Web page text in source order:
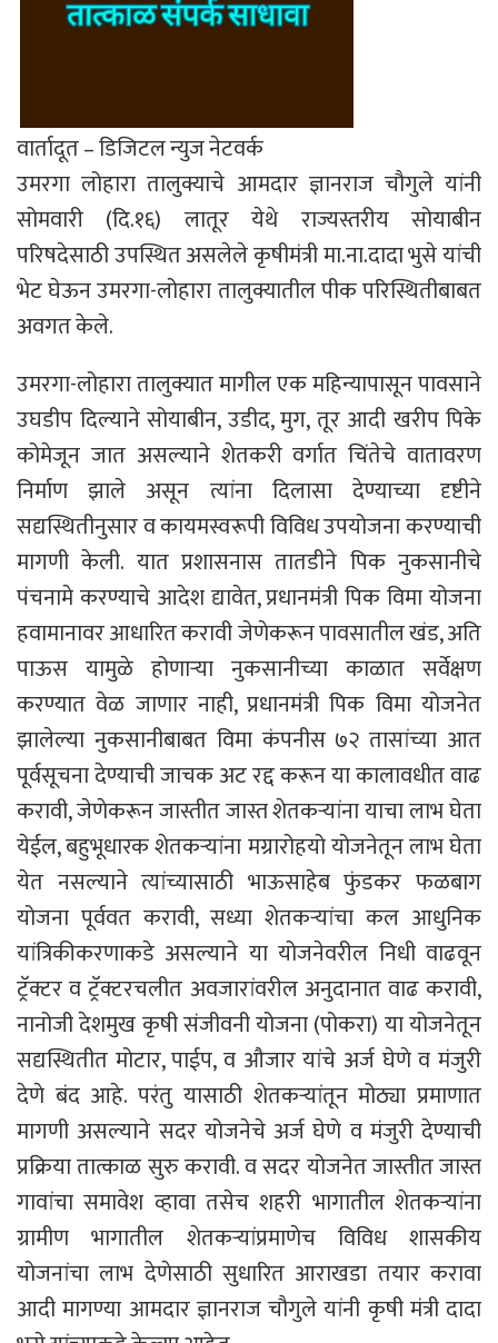
वार्तादूत – डिजिटल न्युज नेटवर्क
उमरगा लोहारा तालुक्याचे आमदार ज्ञानराज चौगुले यांनी
सोमवारी (दि.१६) लातूर येथे राज्यस्तरीय सोयाबीन
परिषदेसाठी उपस्थित असलेले कृषीमंत्री मा.ना.दादा भुसे यांची
भेट घेऊन उमरगा-लोहारा तालुक्यातील पीक परिस्थितीबाबत
अवगत केले.
उमरगा-लोहारा तालुक्यात मागील एक महिन्यापासून पावसाने
उघडीप दिल्याने सोयाबीन, उडीद, मुग, तूर आदी खरीप पिके
कोमेजून जात असल्याने शेतकरी वर्गात चिंतेचे वातावरण
निर्माण झाले असून त्यांना दिलासा देण्याच्या दृष्टीने
सद्यस्थितीनुसार व कायमस्वरूपी विविध उपयोजना करण्याची
मागणी केली. यात प्रशासनास तातडीने पिक नुकसानीचे
पंचनामे करण्याचे आदेश द्यावेत, प्रधानमंत्री पिक विमा योजना
हवामानावर आधारित करावी जेणेकरून पावसातील खंड, अति
पाऊस यामुळे होणाऱ्या नुकसानीच्या काळात सर्वेक्षण
करण्यात वेळ जाणार नाही, प्रधानमंत्री पिक विमा योजनेत
झालेल्या नुकसानीबाबत विमा कंपनीस ७२ तासांच्या आत
पूर्वसूचना देण्याची जाचक अट रद्द करून या कालावधीत वाढ
करावी, जेणेकरून जास्तीत जास्त शेतकऱ्यांना याचा लाभ घेता
येईल, बहुभूधारक शेतकऱ्यांना मग्रारोहयो योजनेतून लाभ घेता
येत नसल्याने त्यांच्यासाठी भाऊसाहेब फुंडकर फळबाग
योजना पूर्ववत करावी, सध्या शेतकऱ्यांचा कल आधुनिक
यांत्रिकीकरणाकडे असल्याने या योजनेवरील निधी वाढवून
ट्रॅक्टर व ट्रॅक्टरचलीत अवजारांवरील अनुदानात वाढ करावी,
नानोजी देशमुख कृषी संजीवनी योजना (पोकरा) या योजनेतून
सद्यस्थितीत मोटार, पाईप, व औजार यांचे अर्ज घेणे व मंजुरी
देणे बंद आहे. परंतु यासाठी शेतकऱ्यांतून मोठ्या प्रमाणात
मागणी असल्याने सदर योजनेचे अर्ज घेणे व मंजुरी देण्याची
प्रक्रिया तात्काळ सुरु करावी. व सदर योजनेत जास्तीत जास्त
गावांचा समावेश व्हावा तसेच शहरी भागातील शेतकऱ्यांना
ग्रामीण भागातील शेतकऱ्यांप्रमाणेच विविध शासकीय
योजनांचा लाभ देणेसाठी सुधारित आराखडा तयार करावा
आदी मागण्या आमदार ज्ञानराज चौगुले यांनी कृषी मंत्री दादा